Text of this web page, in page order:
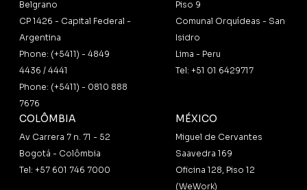
Belgrano
CP 1426 - Capital Federal -
Argentina
Phone: (+5411) - 4849
4436 / 4441
Phone: (+5411) - 0810 888
7676
Piso 9
Comunal Orquídeas - San
Isidro
Lima - Peru
Tel: +51 01 6429717
COLÔMBIA
Av Carrera 7 n. 71 - 52
Bogotá - Colômbia
Tel: +57 601 746 7000
MÉXICO
Miguel de Cervantes
Saavedra 169
Oficina 128, Piso 12
(WeWork)